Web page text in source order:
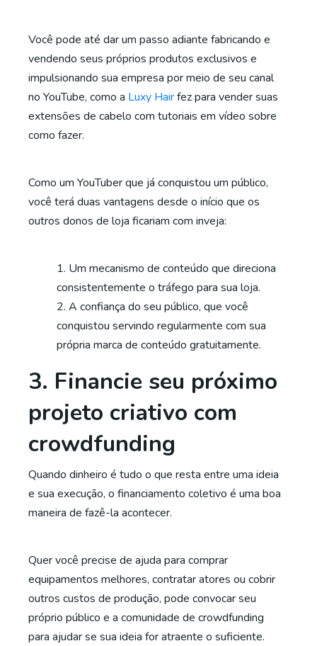
Você pode até dar um passo adiante fabricando e
vendendo seus próprios produtos exclusivos e
impulsionando sua empresa por meio de seu canal
no YouTube, como a Luxy Hairfez para vender suas
extensões de cabelo com tutoriais em vídeo sobre
como fazer.
Como um YouTuber que já conquistou um público,
você terá duas vantagens desde o início que os
outros donos de loja ficariam com inveja:
Um mecanismo de conteúdo que direciona
consistentemente o tráfego para sua loja.
A confiança do seu público, que você
conquistou servindo regularmente com sua
própria marca de conteúdo gratuitamente.
3. Financie seu próximo
projeto criativo com
crowdfunding
Quando dinheiro é tudo o que resta entre uma ideia
e sua execução, o financiamento coletivo é uma boa
maneira de fazê-la acontecer.
Quer você precise de ajuda para comprar
equipamentos melhores, contratar atores ou cobrir
outros custos de produção, pode convocar seu
próprio público e a comunidade de crowdfunding
para ajudar se sua ideia for atraente o suficiente.